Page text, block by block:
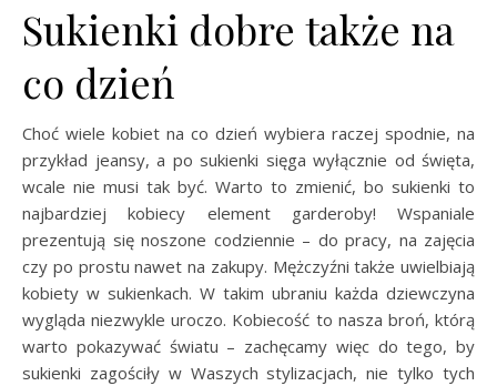
Sukienki dobre także na
co dzień
Choć wiele kobiet na co dzień wybiera raczej spodnie, na
przykład jeansy, a po sukienki sięga wyłącznie od święta,
wcale nie musi tak być. Warto to zmienić, bo sukienki to
najbardziej kobiecy element garderoby! Wspaniale
prezentują się noszone codziennie – do pracy, na zajęcia
czy po prostu nawet na zakupy. Mężczyźni także uwielbiają
kobiety w sukienkach. W takim ubraniu każda dziewczyna
wygląda niezwykle uroczo. Kobiecość to nasza broń, którą
warto pokazywać światu – zachęcamy więc do tego, by
sukienki zagościły w Waszych stylizacjach, nie tylko tych